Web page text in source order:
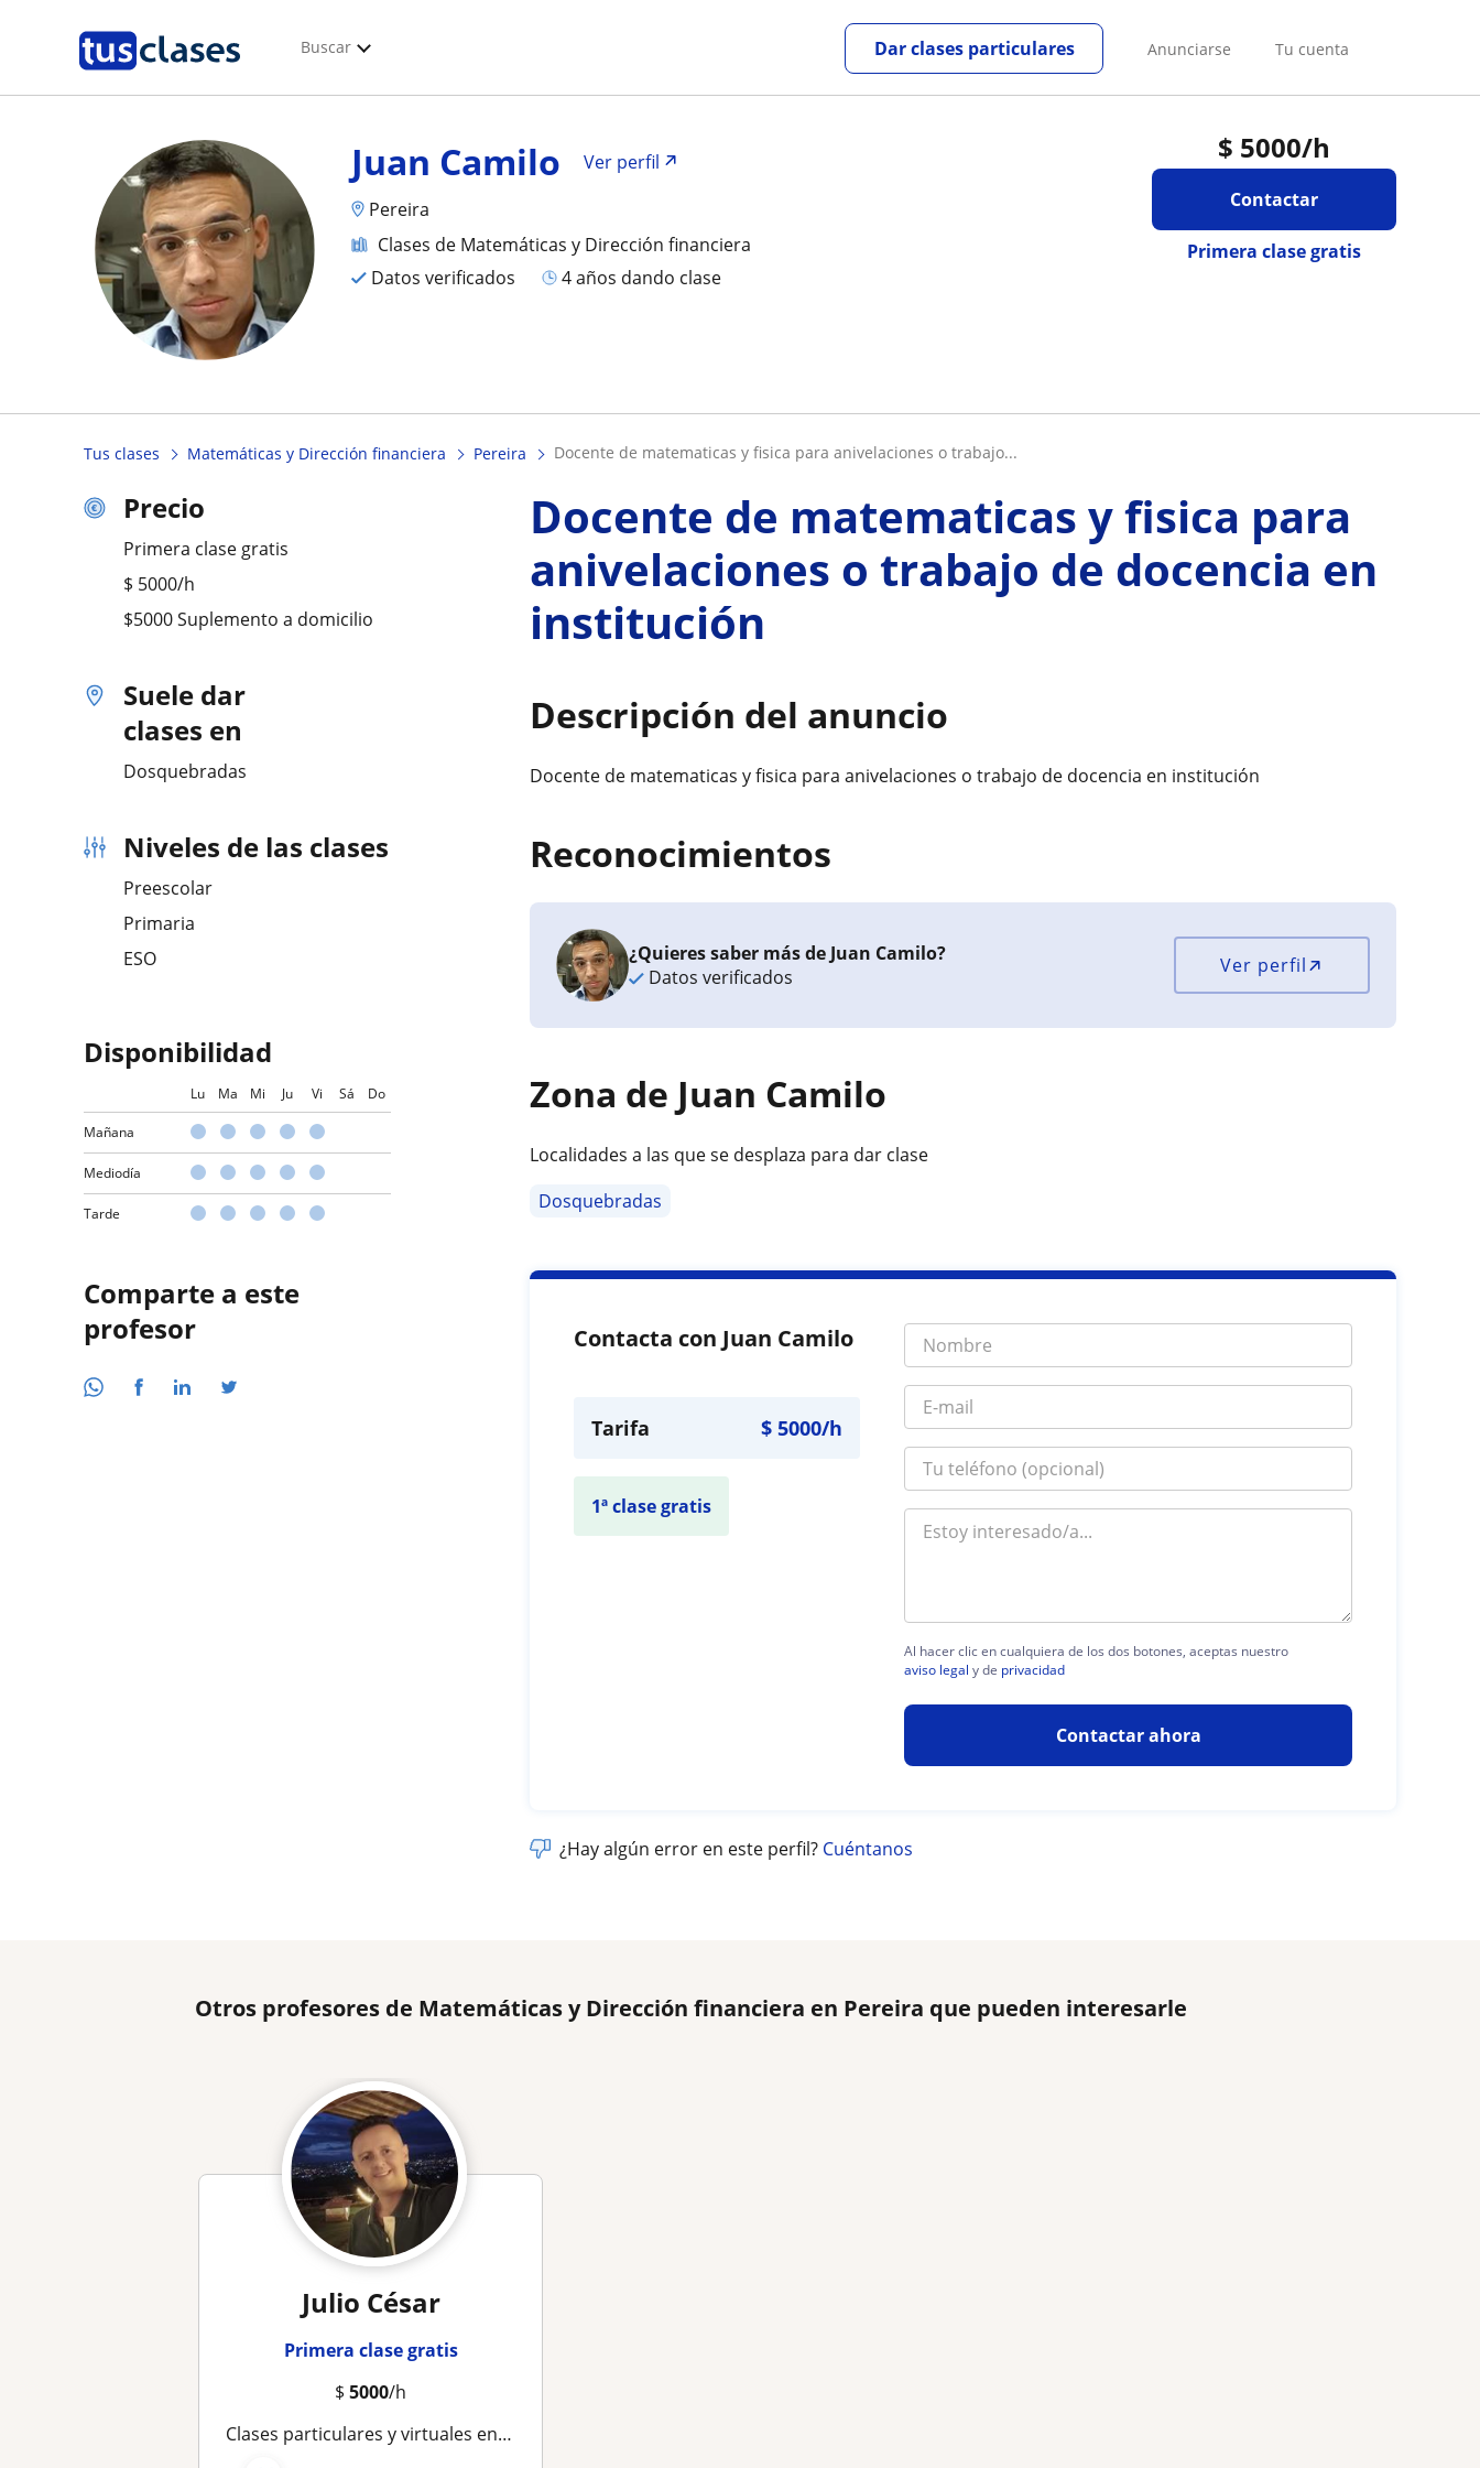
Buscar Anunciarse Tu cuenta
Dar clases particulares
$ 5000/h
Contactar
Primera clase gratis
Juan Camilo
Ver perfil
Pereira
Clases de Matemáticas y Dirección financiera
Datos verificados
4 años dando clase
Tus clases Matemáticas y Dirección financiera Pereira docente de matematicas y fisica para anivelaciones o trabajo...
Precio
Primera clase gratis
$ 5000/h
$5000 Suplemento a domicilio
Suele dar
clases en
Dosquebradas
Niveles de las clases
Preescolar
Primaria
ESO
Disponibilidad
Lu Ma Mi Ju Vi Sá Do
Mañana
Mediodía
Tarde
Comparte a este
profesor
Docente de matematicas y fisica para
anivelaciones o trabajo de docencia en
institución
Descripción del anuncio
Docente de matematicas y fisica para anivelaciones o trabajo de docencia en institución
Reconocimientos
¿Quieres saber más de Juan Camilo?
Datos verificados
Ver perfil
Zona de Juan Camilo
Localidades a las que se desplaza para dar clase
Dosquebradas
Contacta con Juan Camilo
Tarifa $5000/h
1ª clase gratis
Al hacer clic en cualquiera de los dos botones, aceptas nuestro
aviso legal y de privacidad
Contactar ahora
¿Hay algún error en este perfil? Cuéntanos
Otros profesores de Matemáticas y Dirección financiera en Pereira que pueden interesarle
Julio César
Primera clase gratis
$5000/h
Clases particulares y virtuales en diferentes materias